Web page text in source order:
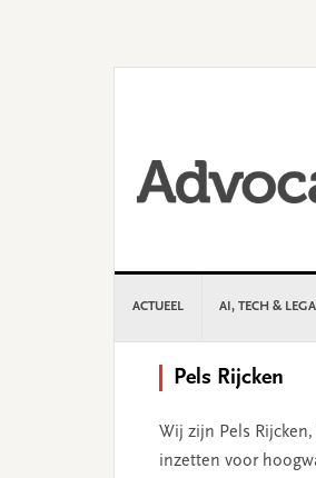
ACTUEEL AI, TECH &
Pels Rijcken
Wij zijn Pels
inzetten voor